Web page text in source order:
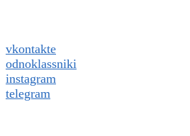
vkontakte
odnoklassniki
instagram
telegram